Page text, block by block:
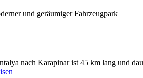
nach Karapinar ist 45 km lang und